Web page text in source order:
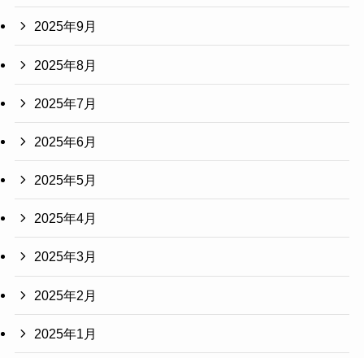
2025年9月
2025年8月
2025年7月
2025年6月
2025年5月
2025年4月
2025年3月
2025年2月
2025年1月